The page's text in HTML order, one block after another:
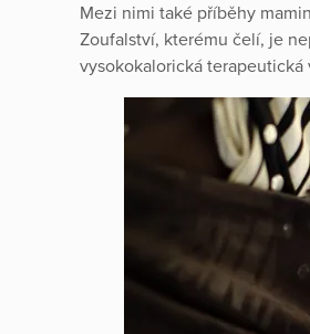
Mezi nimi také příběhy
Zoufalství, kterému čelí, je
vysokokalorická